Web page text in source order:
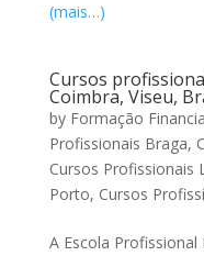
(mais…)
Cursos
Coimbra, Viseu,
by Formação
Profissionais Braga,
Cursos Profissionais
Porto, Cursos
A Escola